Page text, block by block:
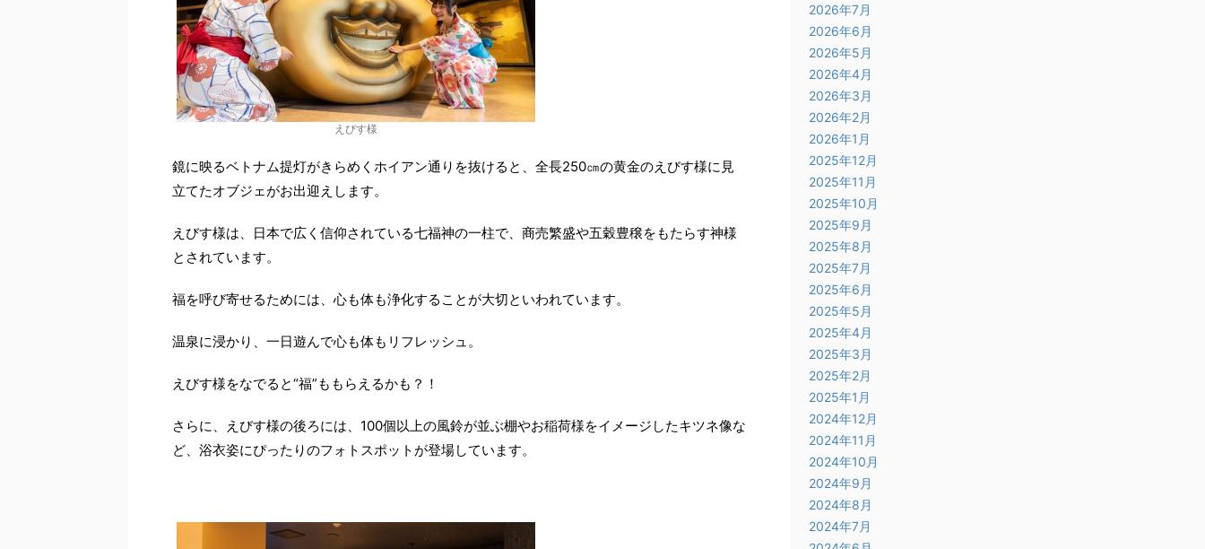
えびす様
鏡に映るベトナム提灯がきらめくホイアン通りを抜けると、全長250㎝の黄金のえびす様に見
立てたオブジェがお出迎えします。
えびす様は、日本で広く信仰されている七福神の一柱で、商売繁盛や五穀豊穣をもたらす神様
とされています。
福を呼び寄せるためには、心も体も浄化することが大切といわれています。
温泉に浸かり、一日遊んで心も体もリフレッシュ。
えびす様をなでると“福”ももらえるかも？！
さらに、えびす様の後ろには、100個以上の風鈴が並ぶ棚やお稲荷様をイメージしたキツネ像な
ど、浴衣姿にぴったりのフォトスポットが登場しています。
2026年7月
2026年6月
2026年5月
2026年4月
2026年3月
2026年2月
2026年1月
2025年12月
2025年11月
2025年10月
2025年9月
2025年8月
2025年7月
2025年6月
2025年5月
2025年4月
2025年3月
2025年2月
2025年1月
2024年12月
2024年11月
2024年10月
2024年9月
2024年8月
2024年7月